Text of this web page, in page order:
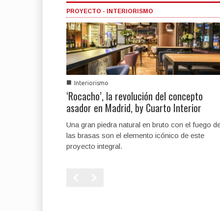
PROYECTO - INTERIORISMO
■ Interiorismo
‘Rocacho’, la revolución del concepto
asador en Madrid, by Cuarto Interior
Una gran piedra natural en bruto con el fuego
las brasas son el elemento icónico de este
proyecto integral.